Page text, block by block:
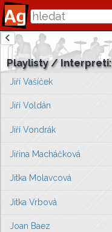
Playlisty / Interpreti:
Jiří Stárek
Jiří Štědroň
Jiří Suchý
Jiří Vašíček
Jiří Voldán
Jiří Vondrák
Jiřina Macháčková
Jitka Molavcová
Jitka Vrbová
Joan Baez